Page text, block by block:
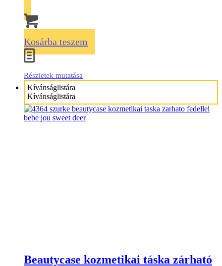
Kosárba teszem
Részletek mutatása
Kívánságlistára
Kívánságlistára
Beautycase kozmetikai táska zárható